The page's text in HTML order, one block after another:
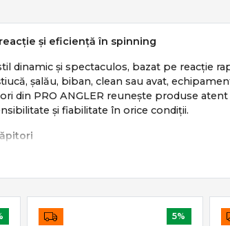
și eficiență în spinning
dinamic și spectaculos, bazat pe reacție
șalău, biban, clean sau avat,
din PRO ANGLER reunește produse
și fiabilitate în orice condiții.
pe:
5%